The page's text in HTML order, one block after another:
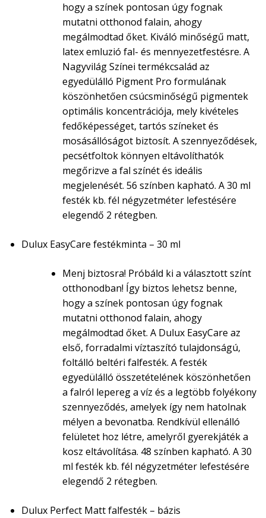
hogy a színek pontosan úgy fognak
mutatni otthonod falain, ahogy
megálmodtad őket. Kiváló minőségű matt,
latex emluzió fal- és mennyezetfestésre. A
Nagyvilág Színei termékcsalád az
egyedülálló Pigment Pro formulának
köszönhetően csúcsminőségű pigmentek
optimális koncentrációja, mely kivételes
fedőképességet, tartós színeket és
mosásállóságot biztosít. A szennyeződések,
pecsétfoltok könnyen eltávolíthatók
megőrizve a fal színét és ideális
megjelenését. 56 színben kapható. A 30 ml
festék kb. fél négyzetméter lefestésére
elegendő 2 rétegben.
Dulux EasyCare festékminta – 30 ml
Menj biztosra! Próbáld ki a választott színt
otthonodban! Így biztos lehetsz benne,
hogy a színek pontosan úgy fognak
mutatni otthonod falain, ahogy
megálmodtad őket. A Dulux EasyCare az
első, forradalmi víztaszító tulajdonságú,
foltálló beltéri falfesték. A festék
egyedülálló összetételének köszönhetően
a falról lepereg a víz és a legtöbb folyékony
szennyeződés, amelyek így nem hatolnak
mélyen a bevonatba. Rendkívül ellenálló
felületet hoz létre, amelyről gyerekjáték a
kosz eltávolítása. 48 színben kapható. A 30
ml festék kb. fél négyzetméter lefestésére
elegendő 2 rétegben.
Dulux Perfect Matt falfesték – bázis